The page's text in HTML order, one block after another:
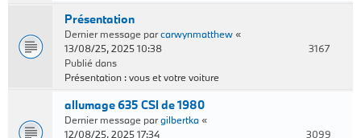
Présentation
Dernier message parcarwynmatthew«
13/08/25, 2025 10:38
Publié dans
Présentation : vous et votre voiture
3167
allumage 635 CSI de 1980
Dernier message pargilbertka«
12/08/25, 2025 17:34
3099